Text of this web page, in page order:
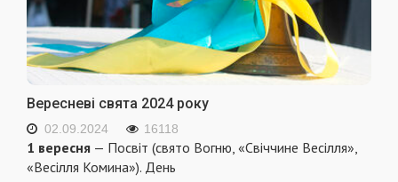
Вересневі свята 2024 року
02.09.2024 16118
1 вересня — Посвіт (свято Вогню, «Свіччине Весілля»,
«Весілля Комина»). День